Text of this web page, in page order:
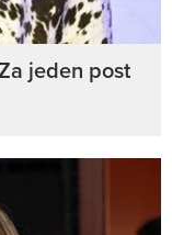
jeden post